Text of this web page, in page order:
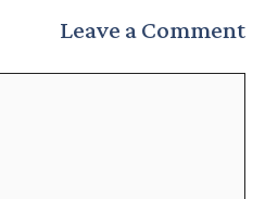
Leave a Comment